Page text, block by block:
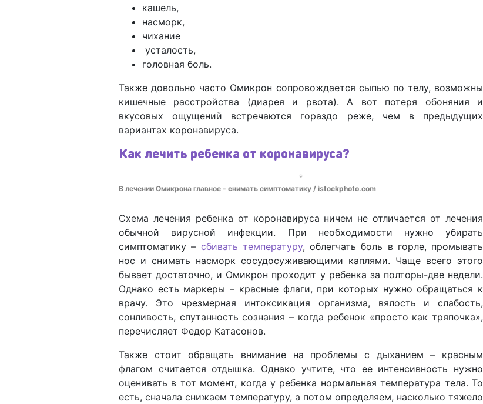
кашель,
насморк,
чихание
усталость,
головная боль.
Также довольно часто Омикрон сопровождается сыпью по телу, возможны
кишечные расстройства (диарея и рвота). А вот потеря обоняния и
вкусовых ощущений встречаются гораздо реже, чем в предыдущих
вариантах коронавируса.
Как лечить ребенка от коронавируса?
В лечении Омикрона главное - снимать симптоматику / istockphoto.com
Схема лечения ребенка от коронавируса ничем не отличается от лечения
обычной вирусной инфекции. При необходимости нужно убирать
симптоматику – сбивать температуру, облегчать боль в горле, промывать
нос и снимать насморк сосудосуживающими каплями. Чаще всего этого
бывает достаточно, и Омикрон проходит у ребенка за полторы-две недели.
Однако есть маркеры – красные флаги, при которых нужно обращаться к
врачу. Это чрезмерная интоксикация организма, вялость и слабость,
сонливость, спутанность сознания – когда ребенок «просто как тряпочка»,
перечисляет Федор Катасонов.
Также стоит обращать внимание на проблемы с дыханием – красным
флагом считается отдышка. Однако учтите, что ее интенсивность нужно
оценивать в тот момент, когда у ребенка нормальная температура тела. То
есть, сначала снижаем температуру, а потом определяем, насколько тяжело